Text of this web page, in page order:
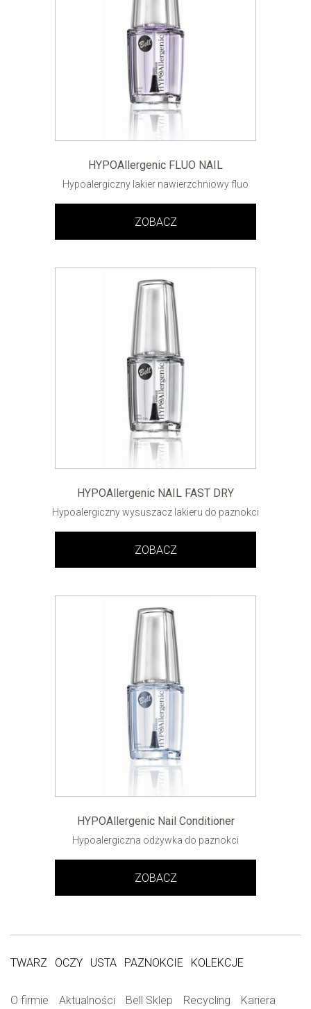
HYPOAllergenic FLUO NAIL
Hypoalergiczny lakier nawierzchniowy fluo
ZOBACZ
HYPOAllergenic NAIL FAST DRY
Hypoalergiczny wysuszacz lakieru do paznokci
ZOBACZ
HYPOAllergenic Nail Conditioner
Hypoalergiczna odżywka do paznokci
ZOBACZ
TWARZ OCZY USTA PAZNOKCIE KOLEKCJE
O firmie Aktualności Bell Sklep Recycling
Kariera